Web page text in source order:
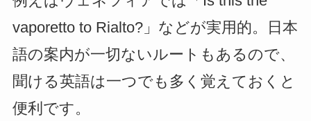
vaporetto to Rialto?」などが実用的。日本
語の案内が一切ないルートもあるので、
聞ける英語は一つでも多く覚えておくと
便利です。